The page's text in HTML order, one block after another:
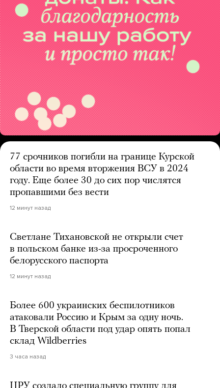
77 срочников погибли на границе Курской
области во время вторжения ВСУ в 2024
году. Еще более 30 до сих пор числятся
пропавшими без вести
12 минут назад
Светлане Тихановской не открыли счет
в польском банке из-за просроченного
белорусского паспорта
12 минут назад
Более 600 украинских беспилотников
атаковали Россию и Крым за одну ночь.
В Тверской области под удар опять попал
склад Wildberries
3 часа назад
ЦРУ создало специальную группу для